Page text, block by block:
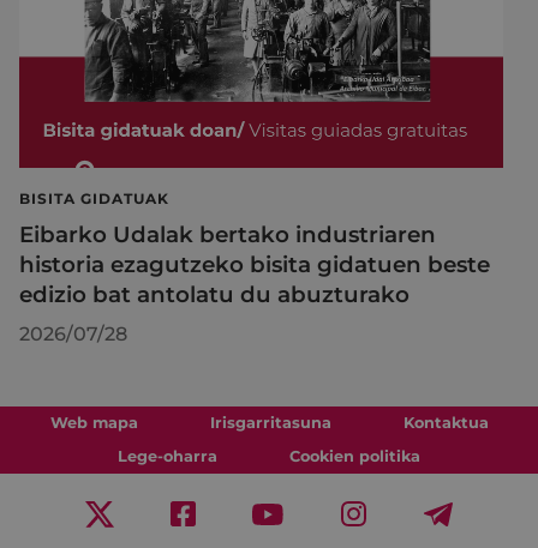
BISITA GIDATUAK
Eibarko Udalak bertako industriaren
historia ezagutzeko bisita gidatuen beste
edizio bat antolatu du abuzturako
2026/07/28
Web mapa Irisgarritasuna
Kontaktua
Lege-oharra
Cookien politika